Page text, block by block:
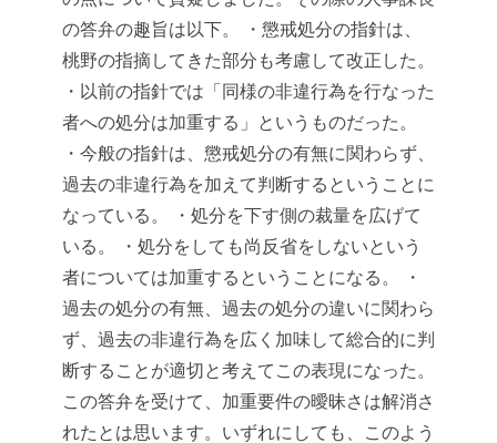
の答弁の趣旨は以下。
・懲戒処分の指針は、
桃野の指摘してきた部分も考慮して改正した。
・以前の指針では「同様の非違行為を行なった
者への処分は加重する」というものだった。
・今般の指針は、懲戒処分の有無に関わらず、
過去の非違行為を加えて判断するということに
なっている。
・処分を下す側の裁量を広げて
いる。
・処分をしても尚反省をしないという
者については加重するということになる。
・
過去の処分の有無、過去の処分の違いに関わら
ず、過去の非違行為を広く加味して総合的に判
断することが適切と考えてこの表現になった。
この答弁を受けて、加重要件の曖昧さは解消さ
れたとは思います。いずれにしても、このよう